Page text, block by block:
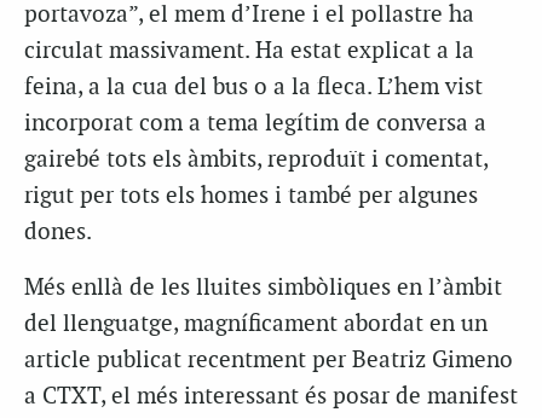
portavoza”, el mem d’Irene i el pollastre ha
circulat massivament. Ha estat explicat a la
feina, a la cua del bus o a la fleca. L’hem vist
incorporat com a tema legítim de conversa a
gairebé tots els àmbits, reproduït i comentat,
rigut per tots els homes i també per algunes
dones.
Més enllà de les lluites simbòliques en l’àmbit
del llenguatge, magníficament abordat en un
article publicat recentment per Beatriz Gimeno
a CTXT, el més interessant és posar de manifest